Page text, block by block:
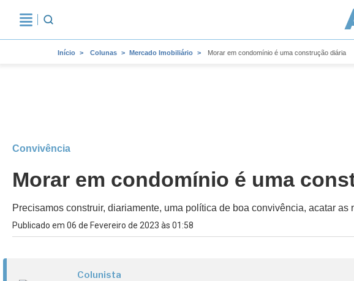
Início Colunas Mercado Imobiliário Morar em condomínio é uma construção diária
Convivência
Morar em condomínio é uma
Precisamos construir, diariamente, uma política de boa convivência, acatar
Publicado em 06 de Fevereiro de 2023 às 01:58
Colunista